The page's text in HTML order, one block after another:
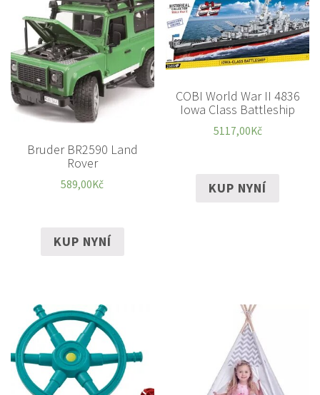
Bruder BR2590 Land
Rover
589,00Kč
KUP NYNÍ
COBI World War II 4836
Iowa Class Battleship
5117,00Kč
KUP NYNÍ